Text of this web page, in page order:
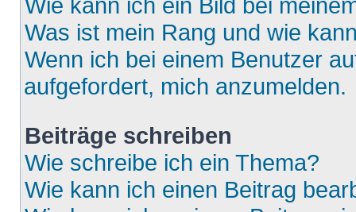
Was ist mein Rang und wie
Wenn ich bei einem Benutzer
aufgefordert, mich anzumelden.
Beiträge schreiben
Wie schreibe ich ein Thema?
Wie kann ich einen Beitrag